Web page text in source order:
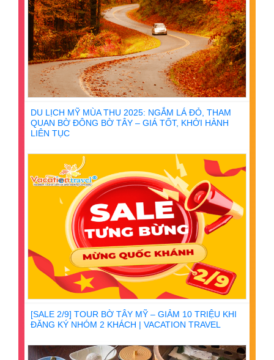
DU LỊCH MỸ MÙA THU 2025: NGẮM LÁ ĐỎ, THAM
QUAN BỜ ĐÔNG BỜ TÂY – GIÁ TỐT, KHỞI HÀNH
LIÊN TỤC
[SALE 2/9] TOUR BỜ TÂY MỸ – GIẢM 10 TRIỆU KHI
ĐĂNG KÝ NHÓM 2 KHÁCH | VACATION TRAVEL